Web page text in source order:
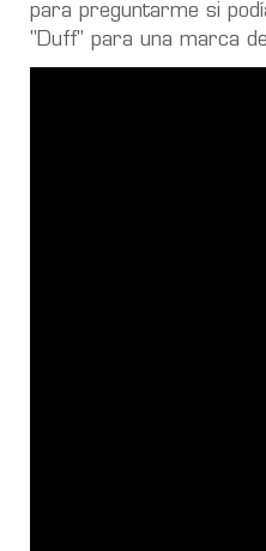
para preguntarme si
"Duff" para una marca